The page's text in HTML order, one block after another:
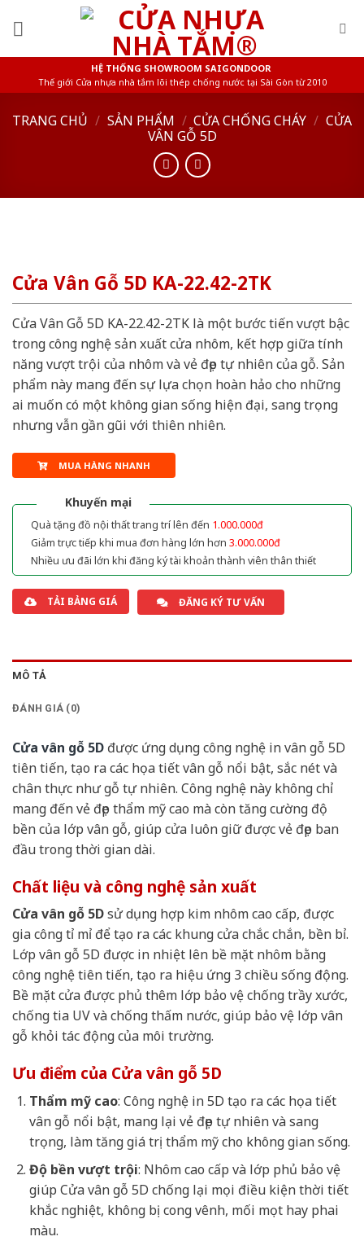
HỆ THỐNG SHOWROOM SAIGONDOOR
Thế giới Cửa nhựa nhà tắm lõi thép chống nước tại Sài Gòn từ 2010
TRANG CHỦ / SẢN PHẨM / CỬA CHỐNG CHÁY / CỬA
VÂN GỖ 5D
Cửa Vân Gỗ 5D KA-22.42-2TK
Cửa Vân Gỗ 5D KA-22.42-2TK là một bước tiến vượt bậc
trong công nghệ sản xuất cửa nhôm, kết hợp giữa tính
năng vượt trội của nhôm và vẻ đẹp tự nhiên của gỗ. Sản
phẩm này mang đến sự lựa chọn hoàn hảo cho những
ai muốn có một không gian sống hiện đại, sang trọng
nhưng vẫn gần gũi với thiên nhiên.
MUA HÀNG NHANH
Khuyến mại
Quà tặng đồ nội thất trang trí lên đến 1.000.000đ
Giảm trực tiếp khi mua đơn hàng lớn hơn 3.000.000đ
Nhiều ưu đãi lớn khi đăng ký tài khoản thành viên thân thiết
TẢI BẢNG GIÁ ĐĂNG KÝ TƯ VẤN
MÔ TẢ
ĐÁNH GIÁ (0)
Cửa vân gỗ 5D được ứng dụng công nghệ in vân gỗ 5D
tiên tiến, tạo ra các họa tiết vân gỗ nổi bật, sắc nét và
chân thực như gỗ tự nhiên. Công nghệ này không chỉ
mang đến vẻ đẹp thẩm mỹ cao mà còn tăng cường độ
bền của lớp vân gỗ, giúp cửa luôn giữ được vẻ đẹp ban
đầu trong thời gian dài.
Chất liệu và công nghệ sản xuất
Cửa vân gỗ 5Dsử dụng hợp kim nhôm cao cấp, được
gia công tỉ mỉ để tạo ra các khung cửa chắc chắn, bền bỉ.
Lớp vân gỗ 5D được in nhiệt lên bề mặt nhôm bằng
công nghệ tiên tiến, tạo ra hiệu ứng 3 chiều sống động.
Bề mặt cửa được phủ thêm lớp bảo vệ chống trầy xước,
chống tia UV và chống thấm nước, giúp bảo vệ lớp vân
gỗ khỏi tác động của môi trường.
Ưu điểm của Cửa vân gỗ 5D
Thẩm mỹ cao: Công nghệ in 5D tạo ra các họa tiết
vân gỗ nổi bật, mang lại vẻ đẹp tự nhiên và sang
trọng, làm tăng giá trị thẩm mỹ cho không gian sống.
Độ bền vượt trội: Nhôm cao cấp và lớp phủ bảo vệ
giúp Cửa vân gỗ 5D chống lại mọi điều kiện thời tiết
khắc nghiệt, không bị cong vênh, mối mọt hay phai
màu.